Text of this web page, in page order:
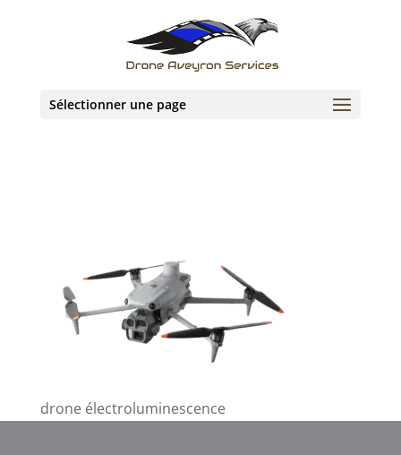
Sélectionner une page
drone électroluminescence